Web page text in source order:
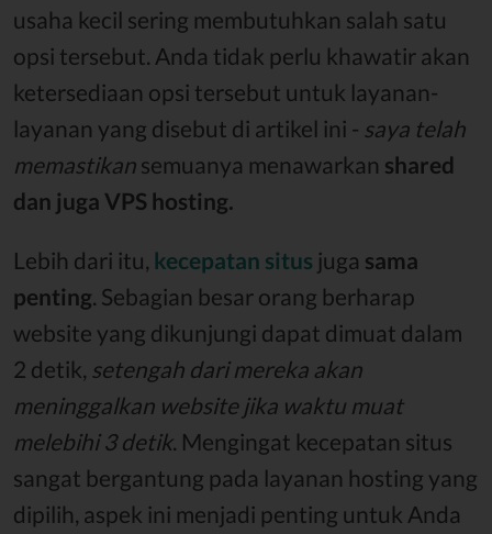
usaha kecil sering membutuhkan salah satu
opsi tersebut. Anda tidak perlu khawatir akan
ketersediaan opsi tersebut untuk layanan-
layanan yang disebut di artikel ini - saya telah
memastikan semuanya menawarkan shared
dan juga VPS hosting.
Lebih dari itu, kecepatan situs juga sama
penting . Sebagian besar orang berharap
website yang dikunjungi dapat dimuat dalam
2 detik, setengah dari mereka akan
meninggalkan website jika waktu muat
melebihi 3 detik. Mengingat kecepatan situs
sangat bergantung pada layanan hosting yang
dipilih, aspek ini menjadi penting untuk Anda